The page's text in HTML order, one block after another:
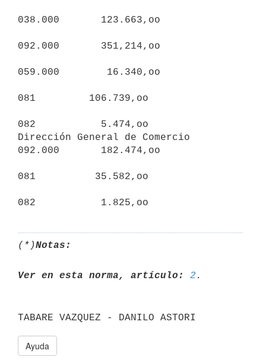
038.000       123.663,oo
092.000       351,214,oo
059.000        16.340,oo
081         106.739,oo
082           5.474,oo
Dirección General de Comercio
092.000       182.474,oo
081          35.582,oo
(*)Notas:
Ver en esta norma, artículo: 2
Ayuda